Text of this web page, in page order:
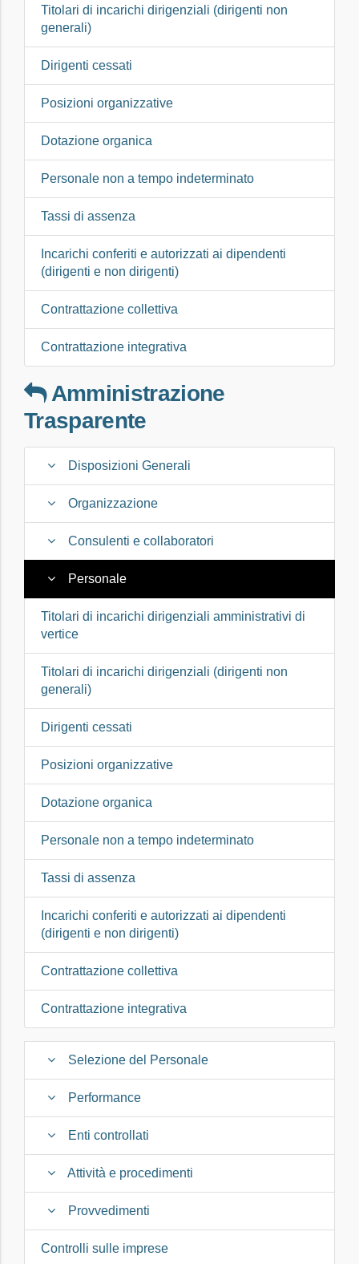
Titolari di incarichi dirigenziali (dirigenti non
generali)
Dirigenti cessati
Posizioni organizzative
Dotazione organica
Personale non a tempo indeterminato
Tassi di assenza
Incarichi conferiti e autorizzati ai dipendenti
(dirigenti e non dirigenti)
Contrattazione collettiva
Contrattazione integrativa
Amministrazione
Trasparente
Disposizioni Generali
Organizzazione
Consulenti e collaboratori
Personale
Titolari di incarichi dirigenziali amministrativi di
vertice
Titolari di incarichi dirigenziali (dirigenti non
generali)
Dirigenti cessati
Posizioni organizzative
Dotazione organica
Personale non a tempo indeterminato
Tassi di assenza
Incarichi conferiti e autorizzati ai dipendenti
(dirigenti e non dirigenti)
Contrattazione collettiva
Contrattazione integrativa
Selezione del Personale
Performance
Enti controllati
Attività e procedimenti
Provvedimenti
Controlli sulle imprese